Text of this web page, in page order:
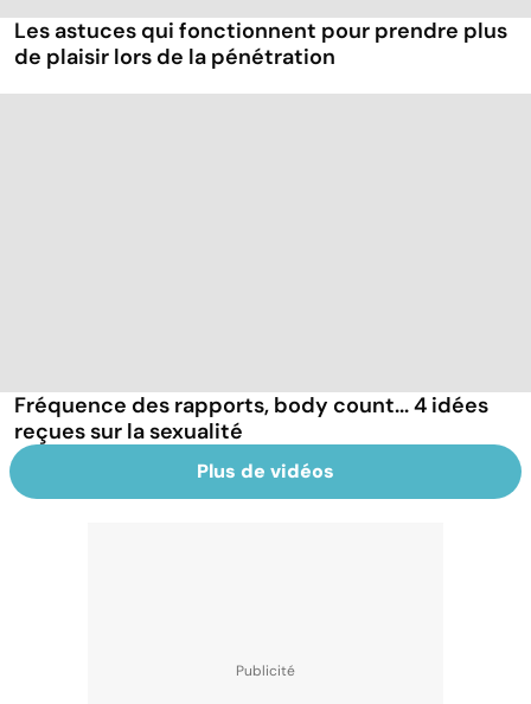
Les astuces qui fonctionnent pour prendre plus
de plaisir lors de la pénétration
Fréquence des rapports, body count... 4 idées
reçues sur la sexualité
Plus de vidéos